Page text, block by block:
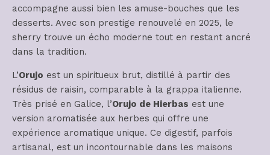
accompagne aussi bien les amuse-bouches que les
desserts. Avec son prestige renouvelé en 2025, le
sherry trouve un écho moderne tout en restant ancré
dans la tradition.
L’Orujo est un spiritueux brut, distillé à partir des
résidus de raisin, comparable à la grappa italienne.
Très prisé en Galice, l’Orujo de Hierbas est une
version aromatisée aux herbes qui offre une
expérience aromatique unique. Ce digestif, parfois
artisanal, est un incontournable dans les maisons